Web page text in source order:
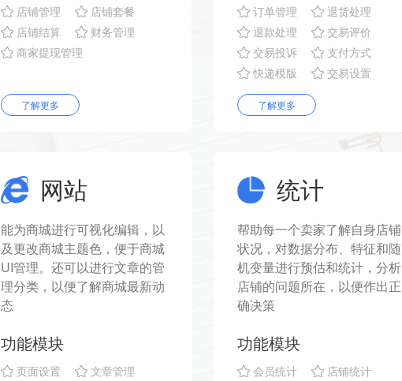
店铺管理
店铺套餐
店铺结算
财务管理
商家提现管理
了解更多
订单管理
退货处理
退款处理
交易评价
交易投诉
支付方式
快递模版
交易设置
了解更多
网站
能为商城进行可视化编辑，以
及更改商城主题色，便于商城
UI管理。还可以进行文章的管
理分类，以便了解商城最新动
态
功能模块
页面设置
文章管理
统计
帮助每一个卖家了解自身店铺
状况，对数据分布、特征和随
机变量进行预估和统计，分析
店铺的问题所在，以便作出正
确决策
功能模块
会员统计
店铺统计